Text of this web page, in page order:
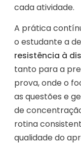
cada atividade.
A prática
o estudante a
resistência à
tanto para a
prova, onde o
as questões e
de
rotina
qualidade do